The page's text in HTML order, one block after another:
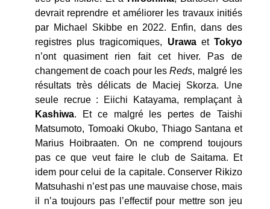
devrait reprendre et améliorer les travaux initiés
par Michael Skibbe en 2022. Enfin, dans des
registres plus tragicomiques, UrawaetTokyo
n’ont quasiment rien fait cet hiver. Pas de
changement de coach pour lesReds, malgré les
résultats très délicats de Maciej Skorza. Une
seule recrue : Eiichi Katayama, remplaçant à
Kashiwa. Et ce malgré les pertes de Taishi
Matsumoto, Tomoaki Okubo, Thiago Santana et
Marius Hoibraaten. On ne comprend toujours
pas ce que veut faire le club de Saitama. Et
idem pour celui de la capitale. Conserver Rikizo
Matsuhashi n’est pas une mauvaise chose, mais
il n’a toujours pas l’effectif pour mettre son jeu